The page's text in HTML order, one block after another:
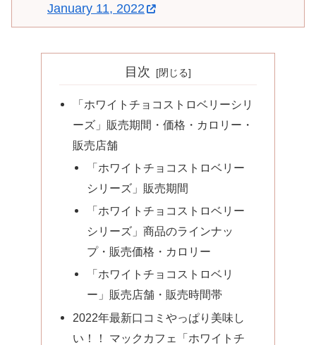
January 11, 2022
目次
「ホワイトチョコストロベリーシリ
ーズ」販売期間・価格・カロリー・
販売店舗
「ホワイトチョコストロベリー
シリーズ」販売期間
「ホワイトチョコストロベリー
シリーズ」商品のラインナッ
プ・販売価格・カロリー
「ホワイトチョコストロベリ
ー」販売店舗・販売時間帯
2022年最新口コミやっぱり美味し
い！！ マックカフェ「ホワイトチ